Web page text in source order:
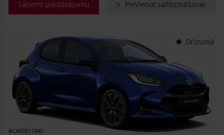
Saņemt piedāvājumu Pievienot salīdzināšanai
Drīzumā
#CA83811940